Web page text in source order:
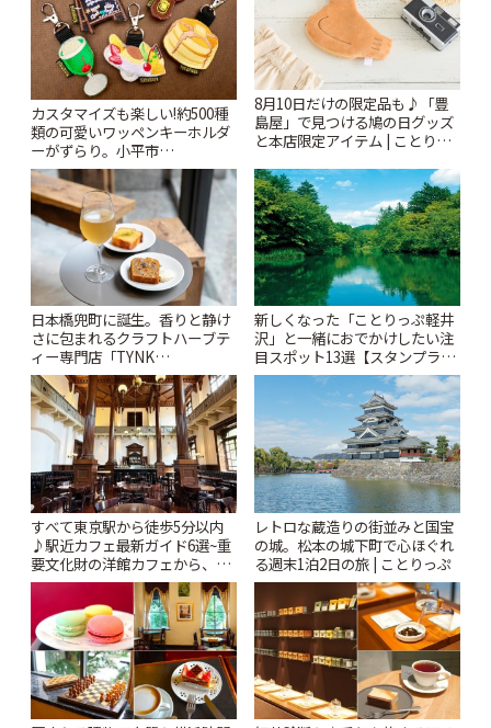
カスタマイズも楽しい!約500種
類の可愛いワッペンキーホルダ
ーがずらり。小平市
「Kimamaya T&K」 | ことりっ
ぷ
8月10日だけの限定品も♪「豊
島屋」で見つける鳩の日グッズ
と本店限定アイテム | ことりっ
日本橋兜町に誕生。香りと静け
さに包まれるクラフトハーブテ
ィー専門店「TYNK
Kabutocho」 | ことりっぷ
新しくなった「ことりっぷ軽井
沢」と一緒におでかけしたい注
目スポット13選【スタンプラリ
ー開催中】 | ことりっぷ
すべて東京駅から徒歩5分以内
♪駅近カフェ最新ガイド6選~重
要文化財の洋館カフェから、改
札すぐのレトロ喫茶まで~ | こと
レトロな蔵造りの街並みと国宝
の城。松本の城下町で心ほぐれ
る週末1泊2日の旅 | ことりっぷ